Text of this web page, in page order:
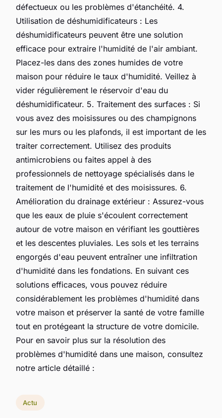
défectueux ou les problèmes d'étanchéité. 4.
Utilisation de déshumidificateurs : Les
déshumidificateurs peuvent être une solution
efficace pour extraire l'humidité de l'air ambiant.
Placez-les dans des zones humides de votre
maison pour réduire le taux d'humidité. Veillez à
vider régulièrement le réservoir d'eau du
déshumidificateur. 5. Traitement des surfaces : Si
vous avez des moisissures ou des champignons
sur les murs ou les plafonds, il est important de les
traiter correctement. Utilisez des produits
antimicrobiens ou faites appel à des
professionnels de nettoyage spécialisés dans le
traitement de l'humidité et des moisissures. 6.
Amélioration du drainage extérieur : Assurez-vous
que les eaux de pluie s'écoulent correctement
autour de votre maison en vérifiant les gouttières
et les descentes pluviales. Les sols et les terrains
engorgés d'eau peuvent entraîner une infiltration
d'humidité dans les fondations. En suivant ces
solutions efficaces, vous pouvez réduire
considérablement les problèmes d'humidité dans
votre maison et préserver la santé de votre famille
tout en protégeant la structure de votre domicile.
Pour en savoir plus sur la résolution des
problèmes d'humidité dans une maison, consultez
notre article détaillé :
Actu